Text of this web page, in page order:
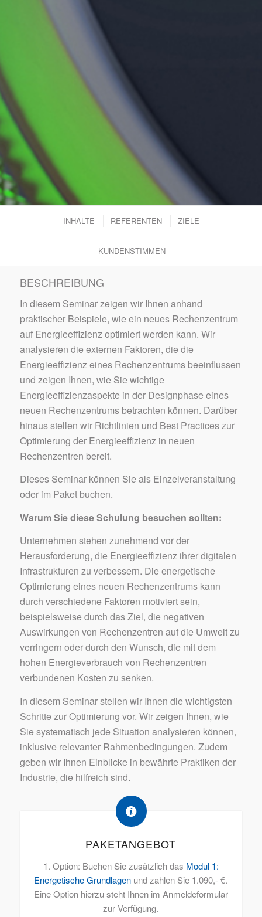
INHALTE REFERENTEN ZIELE
KUNDENSTIMMEN
BESCHREIBUNG
In diesem Seminar zeigen wir Ihnen anhand
praktischer Beispiele, wie ein neues Rechenzentrum
auf Energieeffizienz optimiert werden kann. Wir
analysieren die externen Faktoren, die die
Energieeffizienz eines Rechenzentrums beeinflussen
und zeigen Ihnen, wie Sie wichtige
Energieeffizienzaspekte in der Designphase eines
neuen Rechenzentrums betrachten können. Darüber
hinaus stellen wir Richtlinien und Best Practices zur
Optimierung der Energieeffizienz in neuen
Rechenzentren bereit.
Dieses Seminar können Sie als Einzelveranstaltung
oder im Paket buchen.
Warum Sie diese Schulung besuchen sollten:
Unternehmen stehen zunehmend vor der
Herausforderung, die Energieeffizienz ihrer digitalen
Infrastrukturen zu verbessern. Die energetische
Optimierung eines neuen Rechenzentrums kann
durch verschiedene Faktoren motiviert sein,
beispielsweise durch das Ziel, die negativen
Auswirkungen von Rechenzentren auf die Umwelt zu
verringern oder durch den Wunsch, die mit dem
hohen Energieverbrauch von Rechenzentren
verbundenen Kosten zu senken.
In diesem Seminar stellen wir Ihnen die wichtigsten
Schritte zur Optimierung vor. Wir zeigen Ihnen, wie
Sie systematisch jede Situation analysieren können,
inklusive relevanter Rahmenbedingungen. Zudem
geben wir Ihnen Einblicke in bewährte Praktiken der
Industrie, die hilfreich sind.
PAKETANGEBOT
1. Option: Buchen Sie zusätzlich das Modul 1:
Energetische Grundlagen und zahlen Sie 1.090,- €.
Eine Option hierzu steht Ihnen im Anmeldeformular
zur Verfügung.